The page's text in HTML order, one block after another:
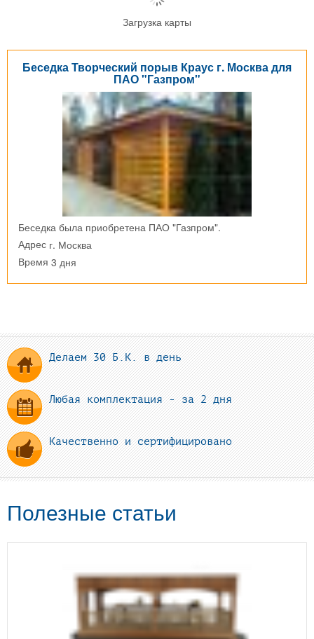
Загрузка карты
Беседка Творческий порыв Краус г. Москва для
ПАО "Газпром"
Беседка была приобретена ПАО "Газпром".
Адрес г. Москва
Время 3 дня
Делаем 30 Б.К. в день
Любая комплектация - за 2 дня
Качественно и сертифицировано
Полезные статьи